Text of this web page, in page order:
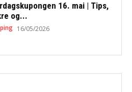
16. mai | Tips,
og...
16/05/2026